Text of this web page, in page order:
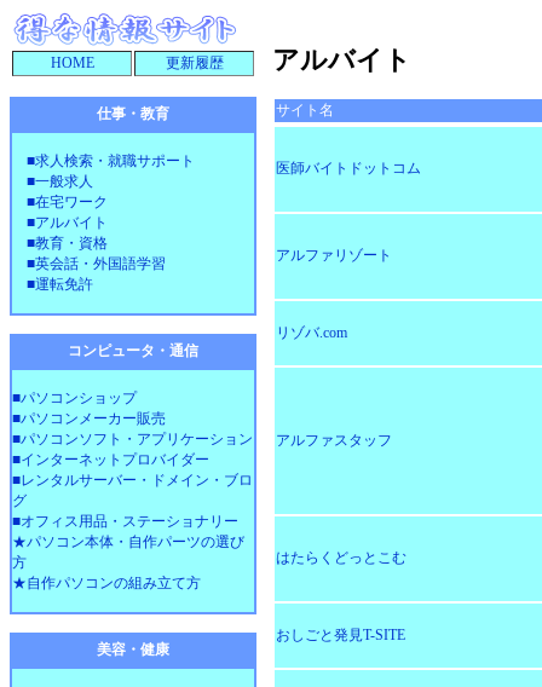
HOME 更新履歴 アルバイト
サイト名
医師バイトドットコム
アルファリゾート
リゾバ.com
アルファスタッフ
はたらくどっとこむ
おしごと発見T-SITE
仕事・教育
■求人検索・就職サポート
■一般求人
■在宅ワーク
■アルバイト
■教育・資格
■英会話・外国語学習
■運転免許
コンピュータ・通信
■パソコンショップ
■パソコンメーカー販売
■パソコンソフト・アプリケーション
■インターネットプロバイダー
■レンタルサーバー・ドメイン・ブロ
グ
■オフィス用品・ステーショナリー
★パソコン本体・自作パーツの選び
方
★自作パソコンの組み立て方
美容・健康